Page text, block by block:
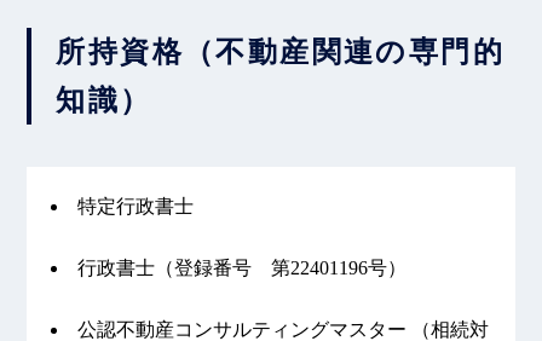
所持資格（不動産関連の専門的
知識）
特定行政書士
行政書士（登録番号 第22401196号）
公認不動産コンサルティングマスター （相続対